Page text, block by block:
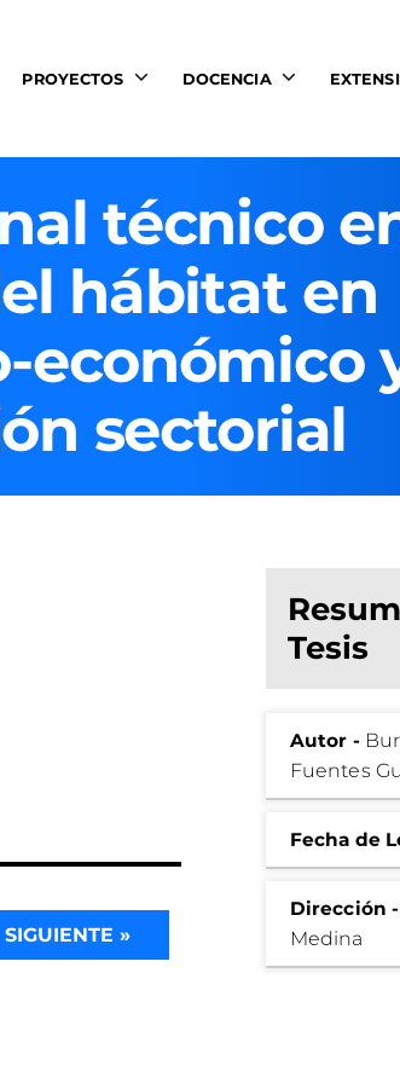
PROYECTOS DOCENCIA
técnico
hábitat en
económico
sectorial
Tesis
Autor -
Fuentes
Fecha de
Dirección
Medina
SIGUIENTE »